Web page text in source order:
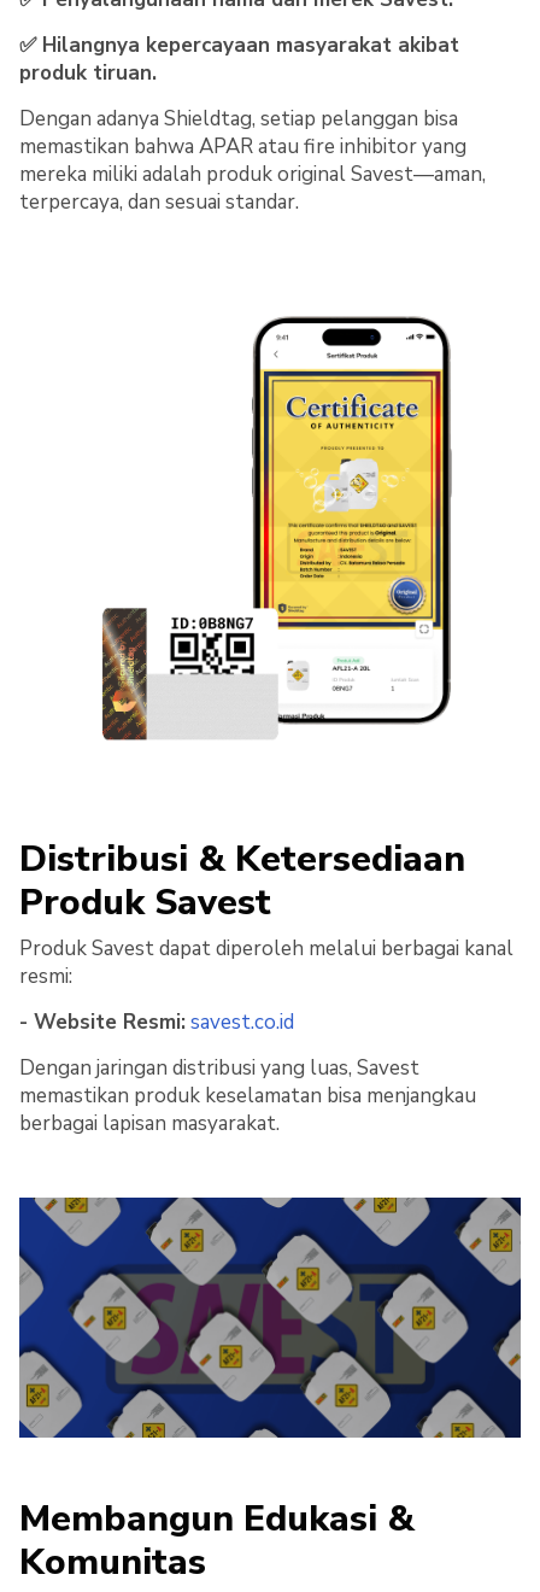
✅ Hilangnya kepercayaan masyarakat akibat
produk tiruan.
Dengan adanya Shieldtag, setiap pelanggan bisa
memastikan bahwa APAR atau fire inhibitor yang
mereka miliki adalah produk original Savest—aman,
terpercaya, dan sesuai standar.
Distribusi & Ketersediaan
Produk Savest
Produk Savest dapat diperoleh melalui berbagai kanal
resmi:
- Website Resmi:savest.co.id
Dengan jaringan distribusi yang luas, Savest
memastikan produk keselamatan bisa menjangkau
berbagai lapisan masyarakat.
Membangun Edukasi &
Komunitas